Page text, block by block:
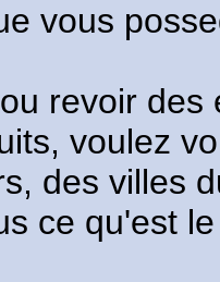
vous
revoir
voulez
des villes
ce qu'est